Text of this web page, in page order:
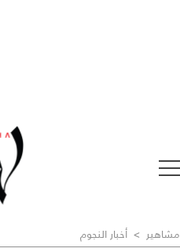
مشاهير > أخبار النجوم